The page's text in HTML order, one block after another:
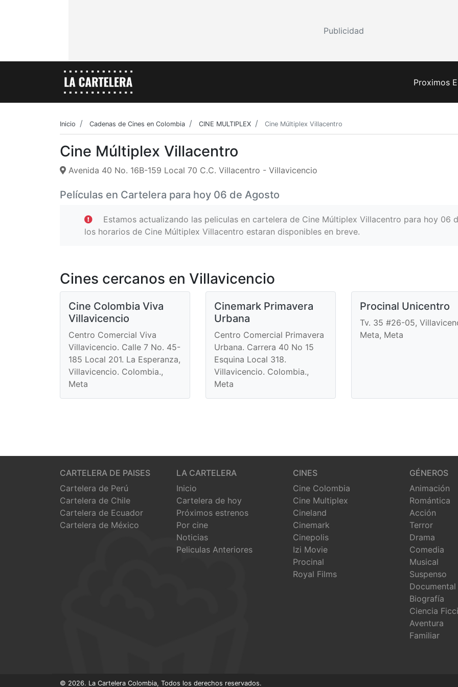
Publicidad
Proximos
Inicio Cadenas de Cines en Colombia CINE MULTIPLEX Cine Múltiplex Villacentro
Cine Múltiplex Villacentro
Avenida 40 No. 16B-159 Local 70 C.C. Villacentro - Villavicencio
Películas en Cartelera para hoy 06 de Agosto
Estamos actualizando las peliculas en cartelera de Cine Múltiplex Villacentro para hoy 06
los horarios de Cine Múltiplex Villacentro estaran disponibles en breve.
Cines cercanos en Villavicencio
Cine Colombia Viva
Villavicencio
Centro Comercial Viva
Villavicencio. Calle 7 No. 45-
185 Local 201. La Esperanza,
Villavicencio. Colombia.,
Meta
Cinemark Primavera
Urbana
Centro Comercial Primavera
Urbana. Carrera 40 No 15
Esquina Local 318.
Villavicencio. Colombia.,
Meta
Procinal Unicentro
Tv. 35 #26-05,
Meta, Meta
CARTELERA DE PAISES
Cartelera de Perú
Cartelera de Chile
Cartelera de Ecuador
Cartelera de México
LA CARTELERA
Inicio
Cartelera de hoy
Próximos estrenos
Por cine
Noticias
Peliculas Anteriores
CINES
Cine Colombia
Cine Multiplex
Cineland
Cinemark
Cinepolis
Izi Movie
Procinal
Royal Films
GÉNEROS
Animación
Romántica
Acción
Terror
Drama
Comedia
Musical
Suspenso
Documental
Biografía
Ciencia
Aventura
Familiar
© 2026. La Cartelera Colombia, Todos los derechos reservados.